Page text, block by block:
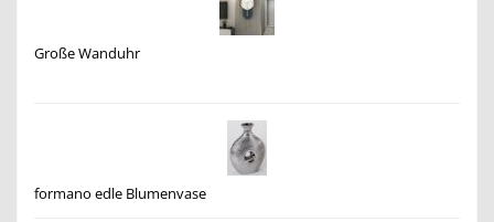
Große Wanduhr
formano edle Blumenvase